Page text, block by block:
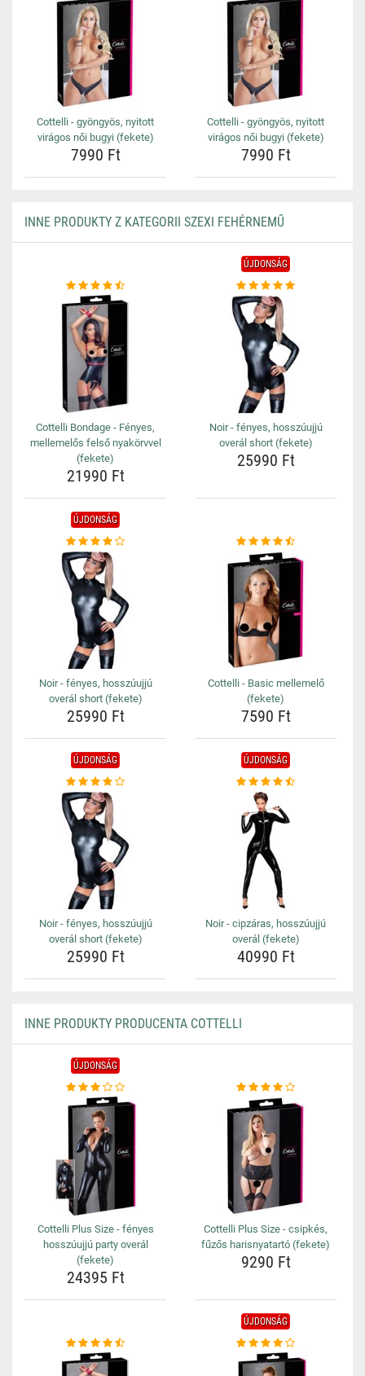
Cottelli - gyöngyös, nyitott
virágos női bugyi (fekete)
7990 Ft
Cottelli - gyöngyös, nyitott
virágos női bugyi (fekete)
7990 Ft
INNE PRODUKTY Z KATEGORII SZEXI FEHÉRNEMŰ
Cottelli Bondage - Fényes,
mellemelős felső nyakörvvel
(fekete)
21990 Ft
ÚJDONSÁG
Noir - fényes, hosszúujjú
overál short (fekete)
25990 Ft
ÚJDONSÁG
Noir - fényes, hosszúujjú
overál short (fekete)
25990 Ft
Cottelli - Basic mellemelő
(fekete)
7590 Ft
ÚJDONSÁG
Noir - fényes, hosszúujjú
overál short (fekete)
25990 Ft
ÚJDONSÁG
Noir - cipzáras, hosszúujjú
overál (fekete)
40990 Ft
INNE PRODUKTY PRODUCENTA COTTELLI
ÚJDONSÁG
Cottelli Plus Size - fényes
hosszúujjú party overál
(fekete)
24395 Ft
Cottelli Plus Size - csipkés,
fűzős harisnyatartó (fekete)
9290 Ft
ÚJDONSÁG